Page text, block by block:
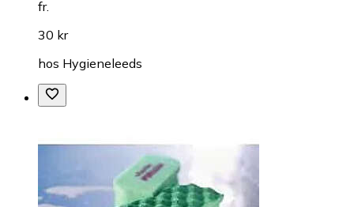
fr.
30 kr
hos Hygieneleeds